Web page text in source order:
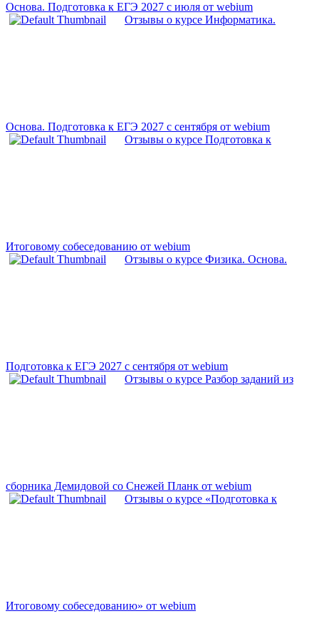
Основа. Подготовка к ЕГЭ 2027 с июля от webium
Отзывы о курсе Информатика.
Основа. Подготовка к ЕГЭ 2027 с сентября от webium
Отзывы о курсе Подготовка к
Итоговому собеседованию от webium
Отзывы о курсе Физика. Основа.
Подготовка к ЕГЭ 2027 с сентября от webium
Отзывы о курсе Разбор заданий из
сборника Демидовой со Снежей Планк от webium
Отзывы о курсе «Подготовка к
Итоговому собеседованию» от webium